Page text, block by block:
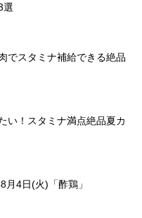
選
でスタミナ補給できる絶品
い！スタミナ満点絶品夏カ
月4日(火)「酢鶏」